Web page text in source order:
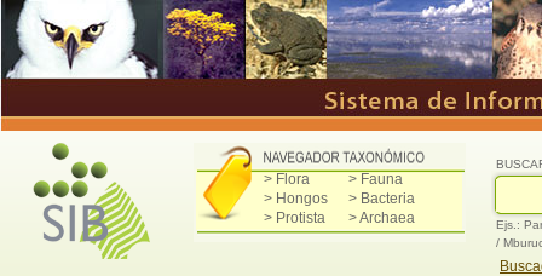
> Flora
> Fauna
> Hongos
> Bacteria
> Protista
> Archaea
Ejs.:
/